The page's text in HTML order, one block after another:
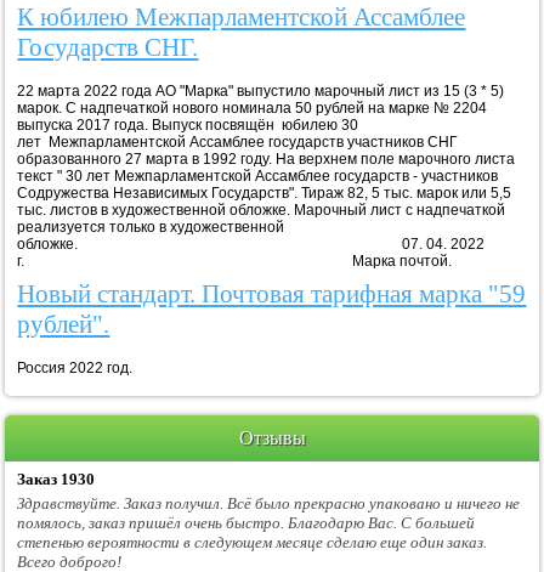
К юбилею Межпарламентской Ассамблее
Государств СНГ.
22 марта 2022 года АО "Марка" выпустило марочный лист из 15 (3 * 5)
марок. С надпечаткой нового номинала 50 рублей на марке № 2204
выпуска 2017 года. Выпуск посвящён юбилею 30
лет Межпарламентской Ассамблее государств участников СНГ
образованного 27 марта в 1992 году. На верхнем поле марочного листа
текст " 30 лет Межпарламентской Ассамблее государств - участников
Содружества Независимых Государств". Тираж 82, 5 тыс. марок или 5,5
тыс. листов в художественной обложке. Марочный лист с надпечаткой
реализуется только в художественной
обложке. 07. 04. 2022
г. Марка почтой.
Новый стандарт. Почтовая тарифная марка "59
рублей".
Россия 2022 год.
Отзывы
Заказ 1930
Здравствуйте. Заказ получил. Всё было прекрасно упаковано и ничего не
помялось, заказ пришёл очень быстро. Благодарю Вас. С большей
степенью вероятности в следующем месяце сделаю еще один заказ.
Всего доброго!